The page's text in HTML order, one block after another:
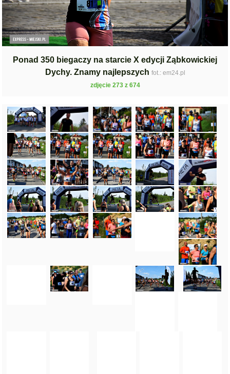
Ponad 350 biegaczy na starcie X edycji Ząbkowickiej
Dychy. Znamy najlepszych fot.: em24.pl
zdjęcie 273 z 674